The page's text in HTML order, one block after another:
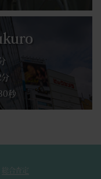
秒
総合査定